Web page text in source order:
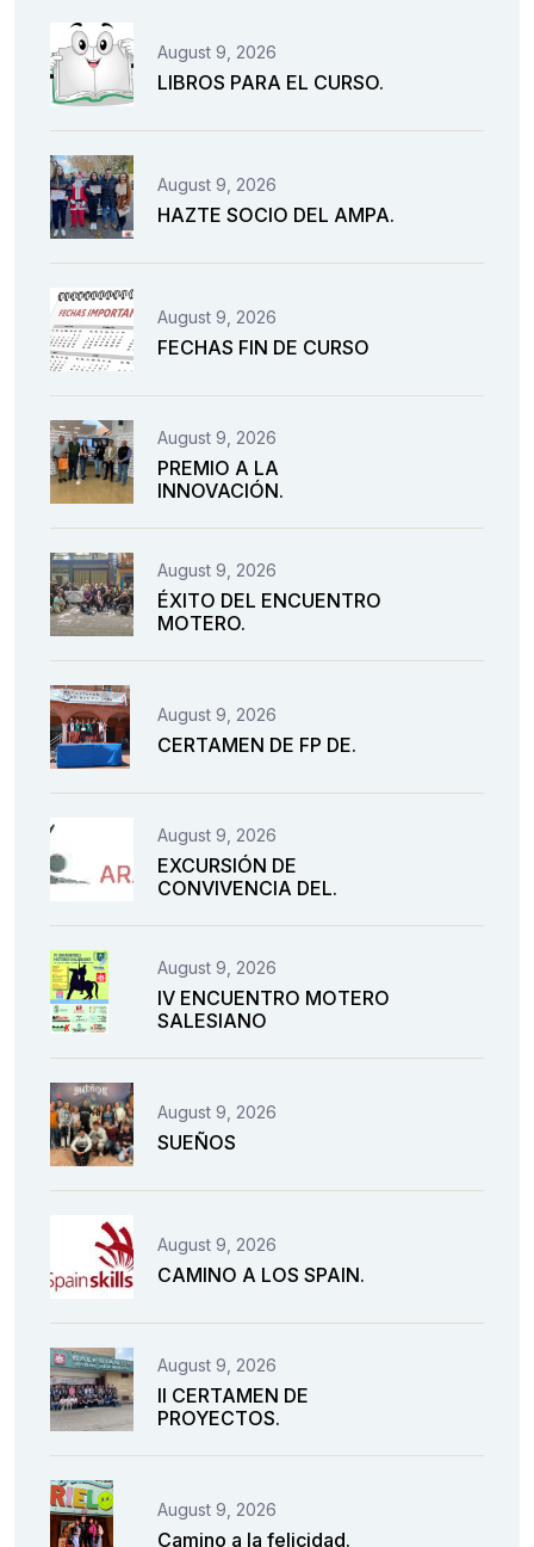
August 9, 2026
LIBROS PARA EL CURSO.
August 9, 2026
HAZTE SOCIO DEL AMPA.
August 9, 2026
FECHAS FIN DE CURSO
August 9, 2026
PREMIO A LA
INNOVACIÓN.
August 9, 2026
ÉXITO DEL ENCUENTRO
MOTERO.
August 9, 2026
CERTAMEN DE FP DE.
August 9, 2026
EXCURSIÓN DE
CONVIVENCIA DEL.
August 9, 2026
IV ENCUENTRO MOTERO
SALESIANO
August 9, 2026
SUEÑOS
August 9, 2026
CAMINO A LOS SPAIN.
August 9, 2026
II CERTAMEN DE
PROYECTOS.
August 9, 2026
Camino a la felicidad.